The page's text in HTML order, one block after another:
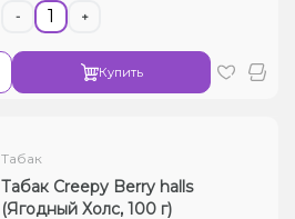
- +
Купить
Табак
Табак Creepy Berry halls
(Ягодный Холс, 100 г)